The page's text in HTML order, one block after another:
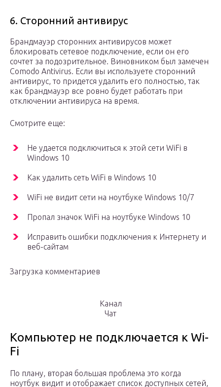
6. Сторонний антивирус
Брандмауэр сторонних антивирусов может
блокировать сетевое подключение, если он его
сочтет за подозрительное. Виновником был замечен
Comodo Antivirus. Если вы используете сторонний
антивирус, то придется удалить его полностью, так
как брандмауэр все ровно будет работать при
отключении антивируса на время.
Смотрите еще:
Не удается подключиться к этой сети WiFi в
Windows 10
Как удалить сеть WiFi в Windows 10
WiFi не видит сети на ноутбуке Windows 10/7
Пропал значок WiFi на ноутбуке Windows 10
Исправить ошибки подключения к Интернету и
веб-сайтам
Загрузка комментариев
Канал
Чат
Компьютер не подключается к Wi-
Fi
По плану, вторая большая проблема это когда
ноутбук видит и отображает список доступных сетей,